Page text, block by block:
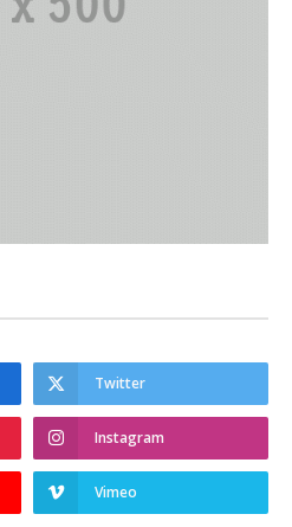
Twitter
Instagram
Vimeo